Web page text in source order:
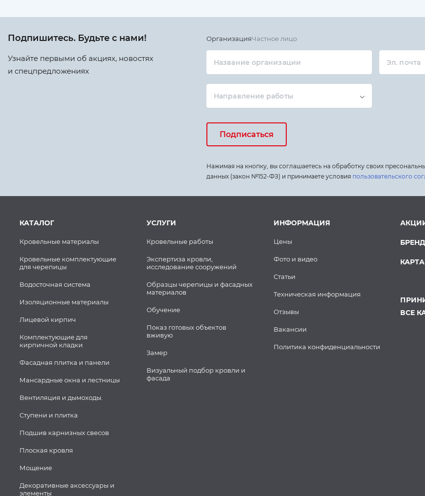
Подпишитесь. Будьте с нами!
Узнайте первыми об акциях, новостях
и спецпредложениях
ОрганизацияЧастное лицо
Название организации Эл. почта
Направление работы
Подписаться
Нажимая на кнопку, вы соглашаетесь на обработку своих
данных (закон №152-ФЗ) и принимаете условия пользовательского
КАТАЛОГ
Кровельные материалы
Кровельные комплектующие
для черепицы
Водосточная система
Изоляционные материалы
Лицевой кирпич
Комплектующие для
кирпичной кладки
Фасадная плитка и панели
Мансардные окна и лестницы
Вентиляция и дымоходы.
Ступени и плитка
Подшив карнизных свесов
Плоская кровля
Мощение
Декоративные аксессуары и
элементы
УСЛУГИ
Кровельные работы
Экспертиза кровли,
исследование сооружений
Образцы черепицы и фасадных
материалов
Обучение
Показ готовых объектов
вживую
Замер
Визуальный подбор кровли и
фасада
ИНФОРМАЦИЯ
Цены
Фото и видео
Статьи
Техническая информация
Отзывы
Вакансии
Политика конфиденциальности
ВСЕ